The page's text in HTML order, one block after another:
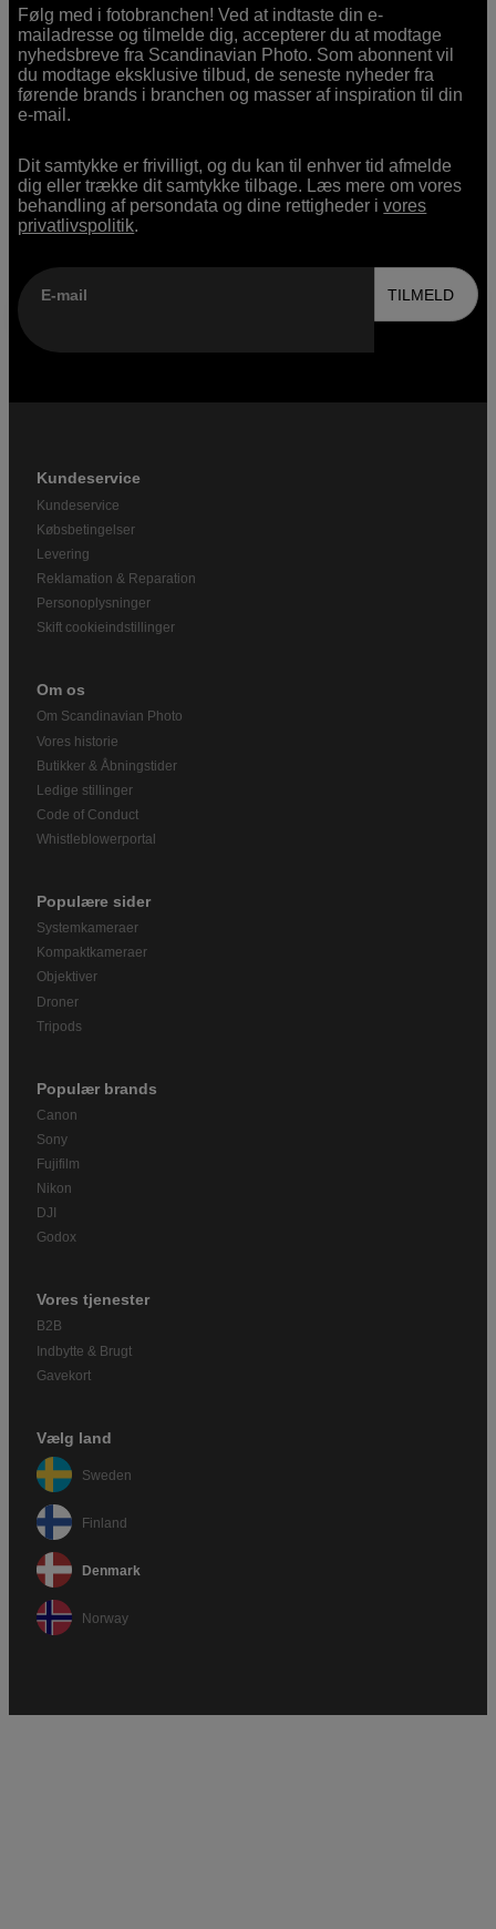
Følg med i fotobranchen! Ved at indtaste din e-
mailadresse og tilmelde dig, accepterer du at modtage
nyhedsbreve fra Scandinavian Photo. Som abonnent vil
du modtage eksklusive tilbud, de seneste nyheder fra
førende brands i branchen og masser af inspiration til din
e-mail.
Dit samtykke er frivilligt, og du kan til enhver tid afmelde
dig eller trække dit samtykke tilbage. Læs mere om vores
behandling af persondata og dine rettigheder ivores
privatlivspolitik.
E-mail TILMELD
Kundeservice
Kundeservice
Købsbetingelser
Levering
Reklamation & Reparation
Personoplysninger
Skift cookieindstillinger
Om os
Om Scandinavian Photo
Vores historie
Butikker & Åbningstider
Ledige stillinger
Code of Conduct
Whistleblowerportal
Populære sider
Systemkameraer
Kompaktkameraer
Objektiver
Droner
Tripods
Populær brands
Canon
Sony
Fujifilm
Nikon
DJI
Godox
Vores tjenester
B2B
Indbytte & Brugt
Gavekort
Vælg land
Sweden
Finland
Denmark
Norway